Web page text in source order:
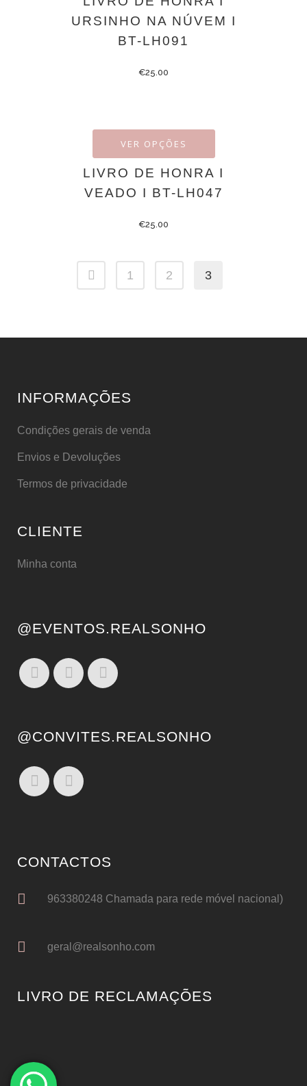
URSINHO NA NÚVEM I
BT-LH091
€25.00
VER OPÇÕES
LIVRO DE HONRA I
VEADO I BT-LH047
€25.00
1 2 3
INFORMAÇÕES
Condições gerais de venda
Envios e Devoluções
Termos de privacidade
CLIENTE
Minha conta
@EVENTOS.REALSONHO
@CONVITES.REALSONHO
CONTACTOS
963380248 Chamada para rede móvel nacional)
geral@realsonho.com
LIVRO DE RECLAMAÇÕES